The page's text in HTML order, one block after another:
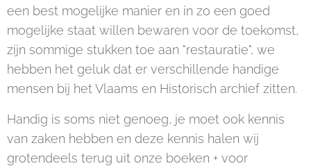
een best mogelijke manier en in zo een goed
mogelijke staat willen bewaren voor de toekomst,
zijn sommige stukken toe aan "restauratie", we
hebben het geluk dat er verschillende handige
mensen bij het Vlaams en Historisch archief zitten.
Handig is soms niet genoeg, je moet ook kennis
van zaken hebben en deze kennis halen wij
grotendeels terug uit onze boeken + voor